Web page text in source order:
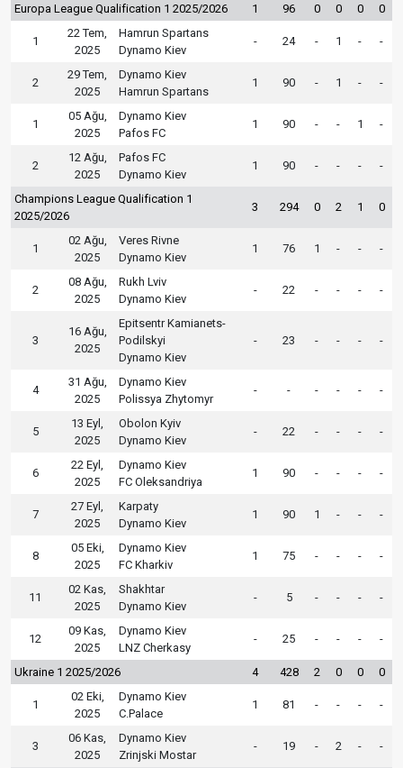
Europa League Qualification 1 2025/2026 1 96 0 0 0 0
1
22 Tem,
2025
Hamrun Spartans
Dynamo Kiev
- 24 - 1 - -
2
29 Tem,
2025
Dynamo Kiev
Hamrun Spartans
1 90 - 1 - -
1
05 Ağu,
2025
Dynamo Kiev
Pafos FC
1 90 - - 1 -
2
12 Ağu,
2025
Pafos FC
Dynamo Kiev
1 90 - - - -
Champions League Qualification 1
2025/2026
3 294 0 2 1 0
1
02 Ağu,
2025
Veres Rivne
Dynamo Kiev
1 76 1 - - -
2
08 Ağu,
2025
Rukh Lviv
Dynamo Kiev
- 22 - - - -
3
16 Ağu,
2025
Epitsentr Kamianets-
Podilskyi
Dynamo Kiev
- 23 - - - -
4
31 Ağu,
2025
Dynamo Kiev
Polissya Zhytomyr
- - - - - -
5
13 Eyl,
2025
Obolon Kyiv
Dynamo Kiev
- 22 - - - -
6
22 Eyl,
2025
Dynamo Kiev
FC Oleksandriya
1 90 - - - -
7
27 Eyl,
2025
Karpaty
Dynamo Kiev
1 90 1 - - -
8
05 Eki,
2025
Dynamo Kiev
FC Kharkiv
1 75 - - - -
11
02 Kas,
2025
Shakhtar
Dynamo Kiev
- 5 - - - -
12
09 Kas,
2025
Dynamo Kiev
LNZ Cherkasy
- 25 - - - -
Ukraine 1 2025/2026 4 428 2 0 0 0
1
02 Eki,
2025
Dynamo Kiev
C.Palace
1 81 - - - -
3
06 Kas,
2025
Dynamo Kiev
Zrinjski Mostar
- 19 - 2 - -